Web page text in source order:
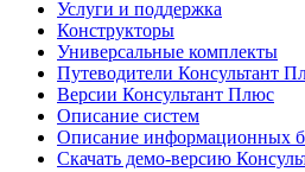
Услуги и поддержка
Конструкторы
Универсальные комплекты
Путеводители Консультант
Версии Консультант Плюс
Описание систем
Описание информационных
Скачать демо-версию